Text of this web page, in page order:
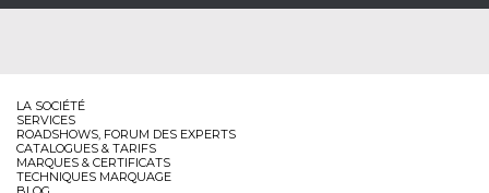
LA SOCIÉTÉ
SERVICES
ROADSHOWS, FORUM DES EXPERTS
CATALOGUES & TARIFS
MARQUES & CERTIFICATS
TECHNIQUES MARQUAGE